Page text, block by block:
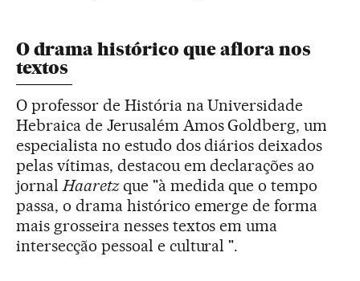
O drama histórico que aflora nos
textos
O professor de História na Universidade
Hebraica de Jerusalém Amos Goldberg, um
especialista no estudo dos diários deixados
pelas vítimas, destacou em declarações ao
jornalHaaretzque "à medida que o tempo
passa, o drama histórico emerge de forma
mais grosseira nesses textos em uma
intersecção pessoal e cultural ".